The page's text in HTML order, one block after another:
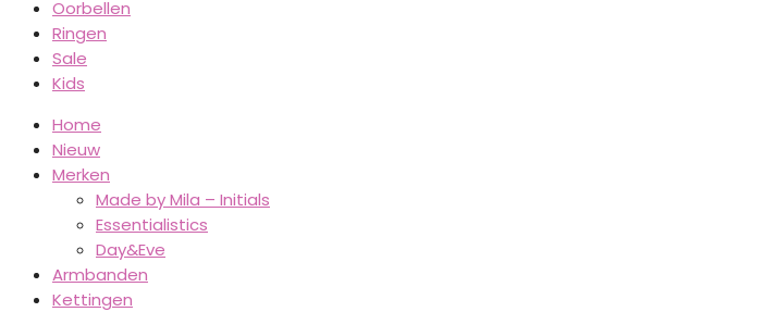
Oorbellen
Ringen
Sale
Kids
Home
Nieuw
Merken
Made by Mila – Initials
Essentialistics
Day&Eve
Armbanden
Kettingen